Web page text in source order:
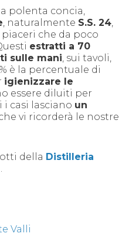
polenta concia,
, naturalmente S.S. 24,
che da poco
estratti a 70
sulle mani, sui tavoli,
è la percentuale di
igienizzare le
essere diluiti per
i casi lasciano un
vi ricorderà le nostre
della Distilleria
Valli